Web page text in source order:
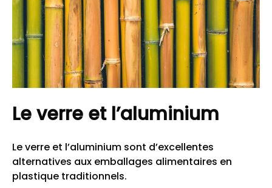
Le verre et l’aluminium
Le verre et l’aluminium sont d’excellentes
alternatives aux emballages alimentaires en
plastique traditionnels.